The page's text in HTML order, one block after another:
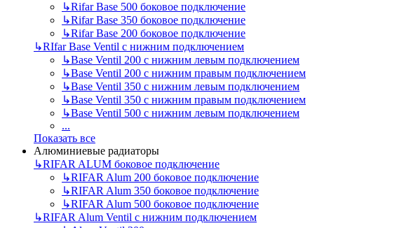
↳Rifar Base 500 боковое подключение
↳Rifar Base 350 боковое подключение
↳Rifar Base 200 боковое подключение
↳RIfar Base Ventil с нижним подключением
↳Base Ventil 200 с нижним левым подключением
↳Base Ventil 200 с нижним правым подключением
↳Base Ventil 350 с нижним левым подключением
↳Base Ventil 350 с нижним правым подключением
↳Base Ventil 500 с нижним левым подключением
...
Показать все
Алюминиевые радиаторы
↳RIFAR ALUM боковое подключение
↳RIFAR Alum 200 боковое подключение
↳RIFAR Alum 350 боковое подключение
↳RIFAR Alum 500 боковое подключение
↳RIFAR Alum Ventil с нижним подключением